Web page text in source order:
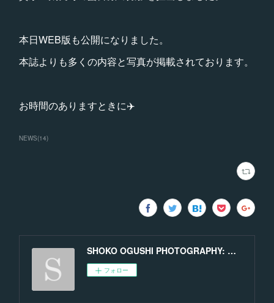
本日WEB版も公開になりました。
本誌よりも多くの内容と写真が掲載されております。
お時間のありますときに✈️
NEWS(14)
SHOKO OGUSHI PHOTOGRAPHY: MEN BEHIND THE SCENES
フォロー